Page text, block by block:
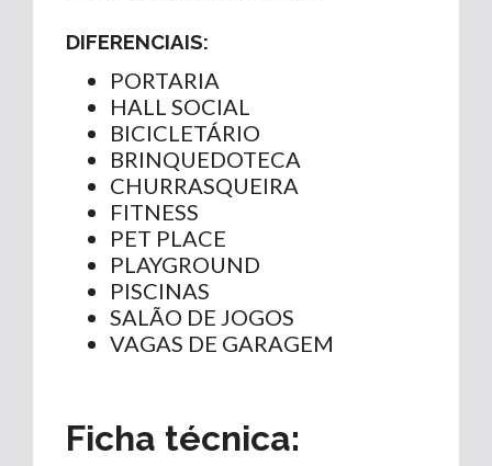
DIFERENCIAIS:
PORTARIA
HALL SOCIAL
BICICLETÁRIO
BRINQUEDOTECA
CHURRASQUEIRA
FITNESS
PET PLACE
PLAYGROUND
PISCINAS
SALÃO DE JOGOS
VAGAS DE GARAGEM
Ficha técnica: